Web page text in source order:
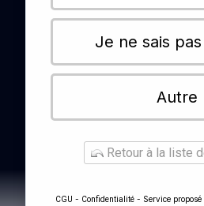
Je ne sais
Autre
Retour à la liste
CGU - Confidentialité - Service proposé